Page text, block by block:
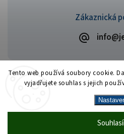
Tento web používá soubory cookie.
vyjadřujete souhlas s jejich
Vrácení zboží zdarma—
Zákaznická
Copyright 2026JEMA.cz.
VytvořilShoptet|